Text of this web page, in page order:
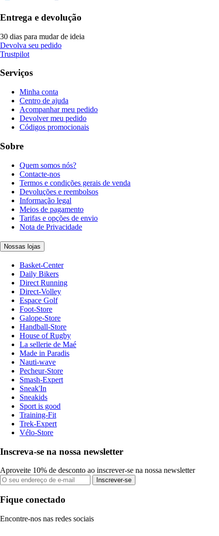
Entrega e devolução
30 dias para mudar de ideia
Devolva seu pedido
Trustpilot
Serviços
Minha conta
Centro de ajuda
Acompanhar meu pedido
Devolver meu pedido
Códigos promocionais
Sobre
Quem somos nós?
Contacte-nos
Termos e condições gerais de venda
Devoluções e reembolsos
Informação legal
Meios de pagamento
Tarifas e opções de envio
Nota de Privacidade
Nossas lojas
Basket-Center
Daily Bikers
Direct Running
Direct-Volley
Espace Golf
Foot-Store
Galope-Store
Handball-Store
House of Rugby
La sellerie de Maé
Made in Paradis
Nauti-wave
Pecheur-Store
Smash-Expert
Sneak'In
Sneakids
Sport is good
Training-Fit
Trek-Expert
Vélo-Store
Inscreva-se na nossa newsletter
Aproveite 10% de desconto ao inscrever-se na nossa newsletter
Inscrever-se
Fique conectado
Encontre-nos nas redes sociais